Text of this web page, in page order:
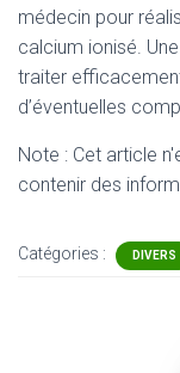
médecin pour
calcium ionisé.
traiter
d’éventuelles
Note : Cet article
contenir des
Catégories : DIVERS